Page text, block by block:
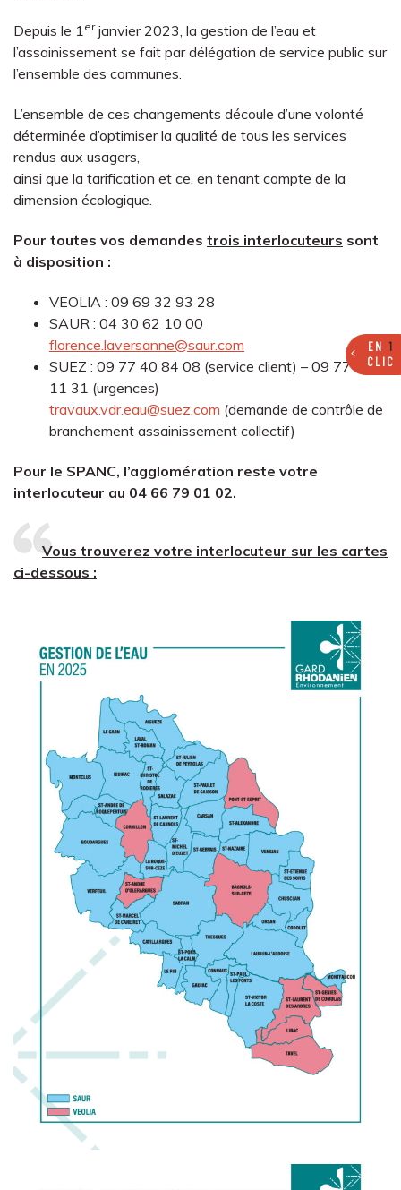
Depuis le 1 erjanvier 2023, la gestion de l’eau et
l’assainissement se fait par délégation de service public sur
l’ensemble des communes.
L’ensemble de ces changements découle d’une volonté
déterminée d’optimiser la qualité de tous les services
rendus aux usagers,
ainsi que la tarification et ce, en tenant compte de la
dimension écologique.
Pour toutes vos demandes trois interlocuteurs sont
à disposition :
VEOLIA : 09 69 32 93 28
SAUR : 04 30 62 10 00
florence.laversanne@saur.com
SUEZ : 09 77 40 84 08 (service client) – 09 77 40
11 31 (urgences)
travaux.vdr.eau@suez.com (demande de contrôle de
branchement assainissement collectif)
Pour le SPANC, l’agglomération reste votre
interlocuteur au 04 66 79 01 02.
Vous trouverez votre interlocuteur sur les cartes
ci-dessous :
EN1
CLIC